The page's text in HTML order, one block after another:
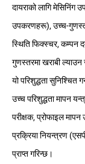
दायराको लागि मेसिनिंग
उपकरणहरू), उच्च-
स्थिति फिक्स्चर, कम्पन
गुणस्तरमा खराबी
यो परिशुद्धता सुनिश्चित
उच्च परिशुद्धता मापन
परीक्षक, प्रोफाइल
प्रक्रिया नियन्त्रण
प्राप्त गरिन्छ।